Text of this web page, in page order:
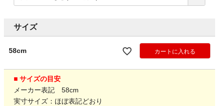
サイズ
58cm カートに入れる
■ サイズの目安
メーカー表記 58cm
実寸サイズ：ほぼ表記どおり